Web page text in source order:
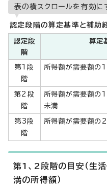
表の横スクロールを有効に
認定段階の算定基準と補助
認定段
階
算定
第1段
階
所得額が需要額の1
第2段
階
所得額が需要額の
未満
第3段
階
所得額が需要額の
第1、2段階の目安（生
満の所得額）